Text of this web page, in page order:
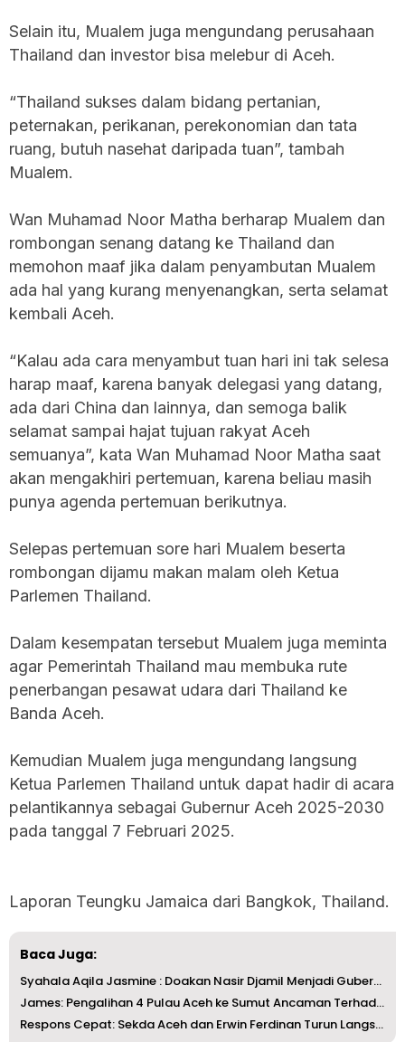
Selain itu, Mualem juga mengundang perusahaan
Thailand dan investor bisa melebur di Aceh.
“Thailand sukses dalam bidang pertanian,
peternakan, perikanan, perekonomian dan tata
ruang, butuh nasehat daripada tuan”, tambah
Mualem.
Wan Muhamad Noor Matha berharap Mualem dan
rombongan senang datang ke Thailand dan
memohon maaf jika dalam penyambutan Mualem
ada hal yang kurang menyenangkan, serta selamat
kembali Aceh.
“Kalau ada cara menyambut tuan hari ini tak selesa
harap maaf, karena banyak delegasi yang datang,
ada dari China dan lainnya, dan semoga balik
selamat sampai hajat tujuan rakyat Aceh
semuanya”, kata Wan Muhamad Noor Matha saat
akan mengakhiri pertemuan, karena beliau masih
punya agenda pertemuan berikutnya.
Selepas pertemuan sore hari Mualem beserta
rombongan dijamu makan malam oleh Ketua
Parlemen Thailand.
Dalam kesempatan tersebut Mualem juga meminta
agar Pemerintah Thailand mau membuka rute
penerbangan pesawat udara dari Thailand ke
Banda Aceh.
Kemudian Mualem juga mengundang langsung
Ketua Parlemen Thailand untuk dapat hadir di acara
pelantikannya sebagai Gubernur Aceh 2025-2030
pada tanggal 7 Februari 2025.
Laporan Teungku Jamaica dari Bangkok, Thailand.
Baca Juga:
Syahala Aqila Jasmine : Doakan Nasir Djamil Menjadi Guber...
James: Pengalihan 4 Pulau Aceh ke Sumut Ancaman Terhadap ...
Respons Cepat: Sekda Aceh dan Erwin Ferdinan Turun Langsu...